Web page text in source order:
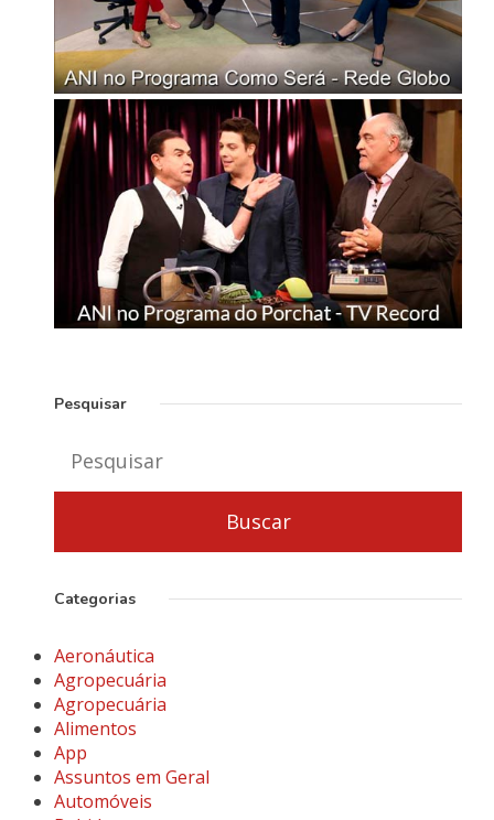
Pesquisar
Categorias
Aeronáutica
Agropecuária
Agropecuária
Alimentos
App
Assuntos em Geral
Automóveis